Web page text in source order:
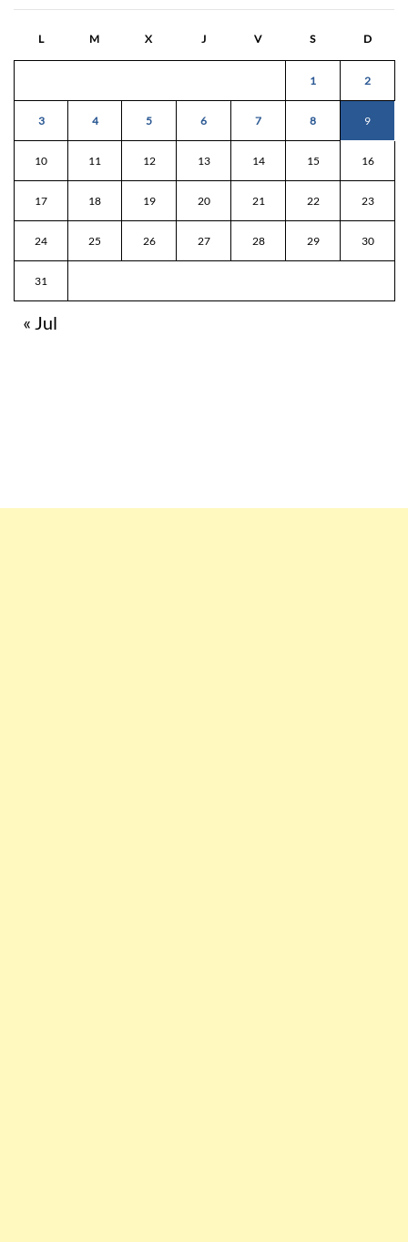
L M X J V S D
1 2
3 4 5 6 7 8 9
10 11 12 13 14 15 16
17 18 19 20 21 22 23
24 25 26 27 28 29 30
31
« Jul